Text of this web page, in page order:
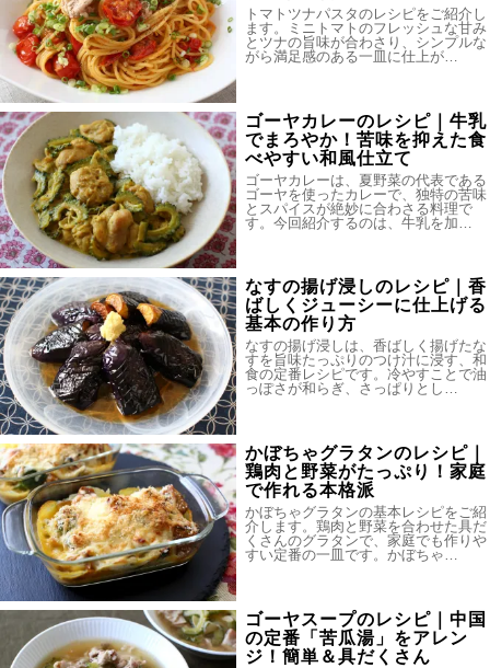
トマトツナパスタのレシピをご紹介し
ます。ミニトマトのフレッシュな甘み
とツナの旨味が合わさり、シンプルな
がら満足感のある一皿に仕上が…
ゴーヤカレーのレシピ｜牛乳
でまろやか！苦味を抑えた食
べやすい和風仕立て
ゴーヤカレーは、夏野菜の代表である
ゴーヤを使ったカレーで、独特の苦味
とスパイスが絶妙に合わさる料理で
す。今回紹介するのは、牛乳を加…
なすの揚げ浸しのレシピ｜香
ばしくジューシーに仕上げる
基本の作り方
なすの揚げ浸しは、香ばしく揚げたな
すを旨味たっぷりのつけ汁に浸す、和
食の定番レシピです。冷やすことで油
っぽさが和らぎ、さっぱりとし…
かぼちゃグラタンのレシピ｜
鶏肉と野菜がたっぷり！家庭
で作れる本格派
かぼちゃグラタンの基本レシピをご紹
介します。鶏肉と野菜を合わせた具だ
くさんのグラタンで、家庭でも作りや
すい定番の一皿です。かぼちゃ…
ゴーヤスープのレシピ｜中国
の定番「苦瓜湯」をアレン
ジ！簡単＆具だくさん